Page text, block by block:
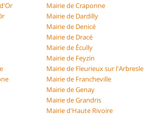
Mairie de Craponne
Mairie de Dardilly
Mairie de Denicé
Mairie de Dracé
Mairie de Écully
Mairie de Feyzin
Mairie de Fleurieux sur l'Arbresle
Mairie de Francheville
Mairie de Genay
Mairie de Grandris
Mairie d'Haute Rivoire